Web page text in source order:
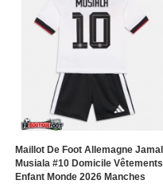
Maillot De Foot Allemagne Jamal
Musiala #10 Domicile Vêtements
Enfant Monde 2026 Manches